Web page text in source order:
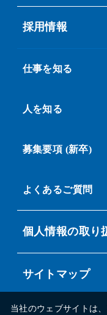
採用情報
仕事を知る
人を知る
募集要項 (新卒)
よくあるご質問
個人情報の取り
サイトマップ
当社のウェブサイトは